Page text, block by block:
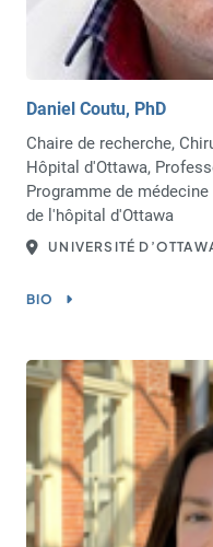
Daniel Coutu, PhD
Chaire de recherche,
Hôpital d'Ottawa,
Programme de
de l'hôpital d'Ottawa
UNIVERSITÉ
BIO